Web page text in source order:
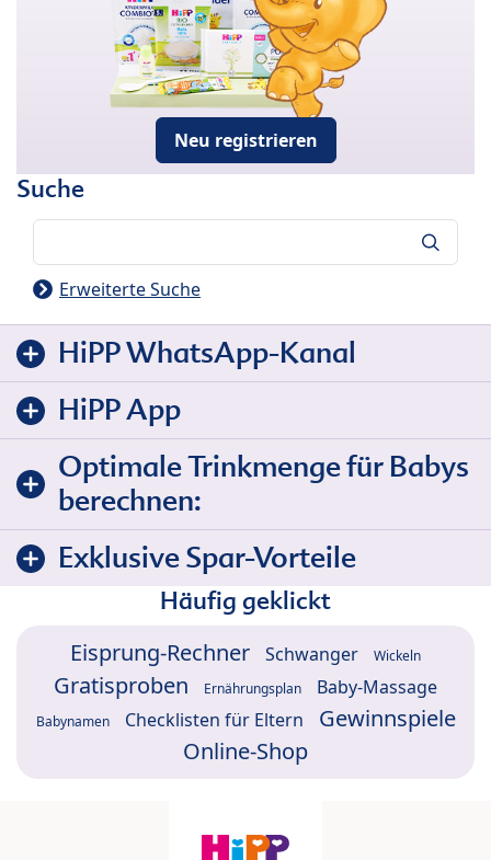
Neu registrieren
Suche
Erweiterte Suche
HiPP WhatsApp-Kanal
HiPP App
Optimale Trinkmenge für Babys
berechnen:
Exklusive Spar-Vorteile
Häufig geklickt
Eisprung-Rechner Schwanger Wickeln
Gratisproben Ernährungsplan Baby-Massage
Babynamen Checklisten für Eltern
Gewinnspiele
Online-Shop